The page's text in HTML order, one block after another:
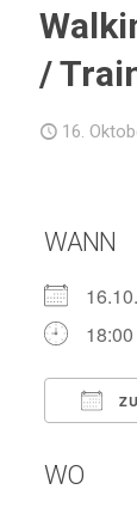
/
16.
WANN
WO